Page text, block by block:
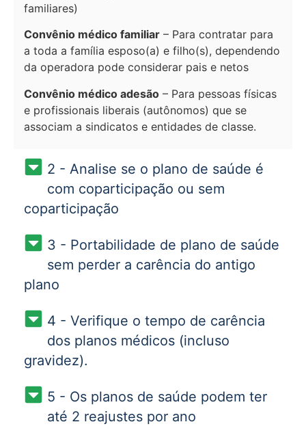
familiares)
Convênio médico familiar – Para contratar para
a toda a família esposo(a) e filho(s), dependendo
da operadora pode considerar pais e netos
Convênio médico adesão – Para pessoas físicas
e profissionais liberais (autônomos) que se
associam a sindicatos e entidades de classe.
2 - Analise se o plano de saúde é
com coparticipação ou sem
coparticipação
3 - Portabilidade de plano de saúde
sem perder a carência do antigo
plano
4 - Verifique o tempo de carência
dos planos médicos (incluso
gravidez).
5 - Os planos de saúde podem ter
até 2 reajustes por ano